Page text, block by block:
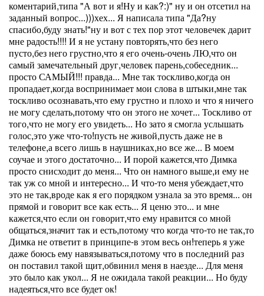
коментарий,типа "А вот и я!Ну и как?:)" ну и он отсетил на
заданный вопрос...)))хех... Я написала типа "Да?ну
спасибо,буду знать!"ну и вот с тех пор этот человечек дарит
мне радость!!!! И я не устану повторять,что без него
пусто,без него грустно,что я его очень-очень ЛЮ,что он
самый замечательный друг,человек парень,собеседник...
просто САМЫЙ!!! правда... Мне так тоскливо,когда он
пропадает,когда воспринимает мои слова в штыки,мне так
тоскливо осознавать,что ему грустно и плохо и что я ничего
не могу сделать,потому что он этого не хочет... Тоскливо от
того,что не могу его увидеть... Но зато я смогла услышать
голос,это уже что-то!пусть не живой,пусть даже не в
телефоне,а всего лишь в наушниках,но все же... В моем
соучае и этого достаточно... И порой кажется,что Димка
просто снисходит до меня... Что он намного выше,и ему не
так уж со мной и интересно... И что-то меня убеждает,что
это не так,вроде как я его порядком узнала за это время... он
прямой и говорит все как есть... Я ценю это... и мне
кажется,что если он говорит,что ему нравится со мной
общаться,значит так и есть,потому что когда что-то не так,то
Димка не ответит в принципе-в этом весь он!теперь я уже
даже боюсь ему навязываться,потому что в последний раз
он поставил такой щит,обвинил меня в наезде... Для меня
это было как укол... Я не ожидала такой реакции... Но буду
надеяться,что все будет ок!